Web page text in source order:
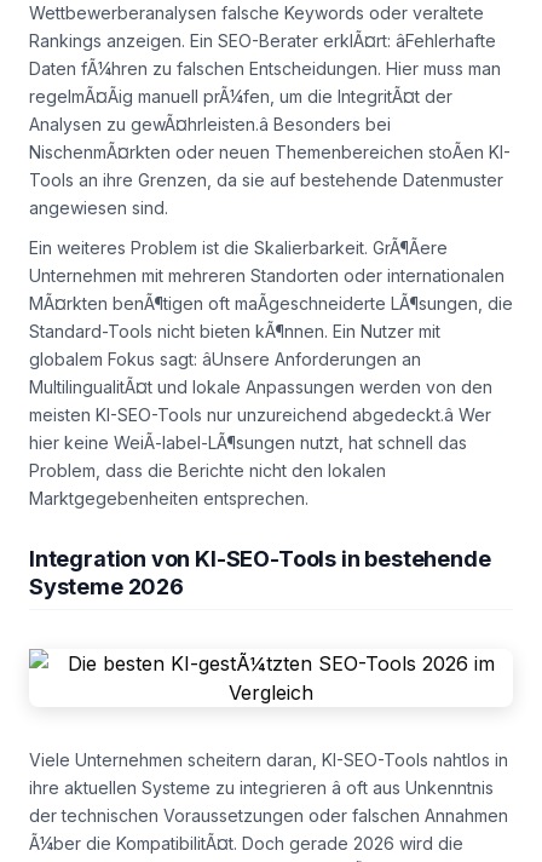
Wettbewerberanalysen falsche Keywords oder veraltete
Rankings anzeigen. Ein SEO-Berater erklÃ¤rt: âFehlerhafte
Daten fÃ¼hren zu falschen Entscheidungen. Hier muss man
regelmÃ¤Ãig manuell prÃ¼fen, um die IntegritÃ¤t der
Analysen zu gewÃ¤hrleisten.â Besonders bei
NischenmÃ¤rkten oder neuen Themenbereichen stoÃen KI-
Tools an ihre Grenzen, da sie auf bestehende Datenmuster
angewiesen sind.
Ein weiteres Problem ist die Skalierbarkeit. GrÃ¶Ãere
Unternehmen mit mehreren Standorten oder internationalen
MÃ¤rkten benÃ¶tigen oft maÃgeschneiderte LÃ¶sungen, die
Standard-Tools nicht bieten kÃ¶nnen. Ein Nutzer mit
globalem Fokus sagt: âUnsere Anforderungen an
MultilingualitÃ¤t und lokale Anpassungen werden von den
meisten KI-SEO-Tools nur unzureichend abgedeckt.â Wer
hier keine WeiÃ-label-LÃ¶sungen nutzt, hat schnell das
Problem, dass die Berichte nicht den lokalen
Marktgegebenheiten entsprechen.
Integration von KI-SEO-Tools in bestehende
Systeme 2026
Viele Unternehmen scheitern daran, KI-SEO-Tools nahtlos in
ihre aktuellen Systeme zu integrieren â oft aus Unkenntnis
der technischen Voraussetzungen oder falschen Annahmen
Ã¼ber die KompatibilitÃ¤t. Doch gerade 2026 wird die